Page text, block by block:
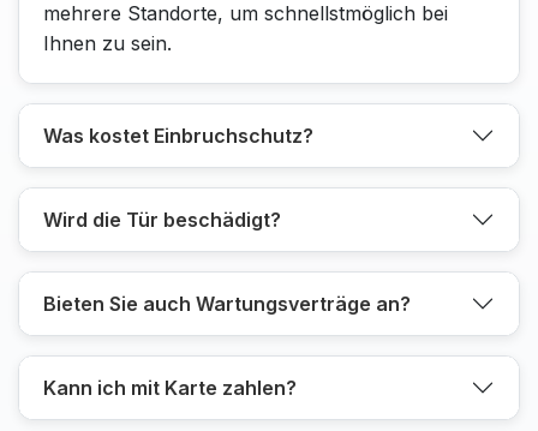
mehrere Standorte, um schnellstmöglich bei
Ihnen zu sein.
Was kostet Einbruchschutz?
Wird die Tür beschädigt?
Bieten Sie auch Wartungsverträge an?
Kann ich mit Karte zahlen?